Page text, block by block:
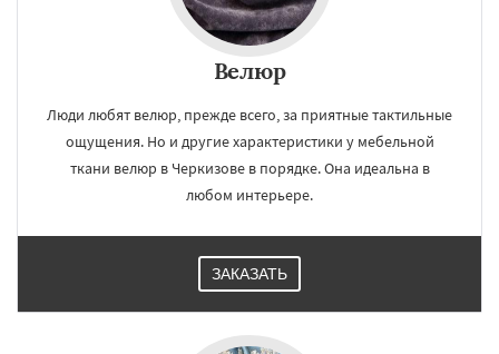
Велюр
Люди любят велюр, прежде всего, за приятные тактильные
ощущения. Но и другие характеристики у мебельной
ткани велюр в Черкизове в порядке. Она идеальна в
любом интерьере.
ЗАКАЗАТЬ